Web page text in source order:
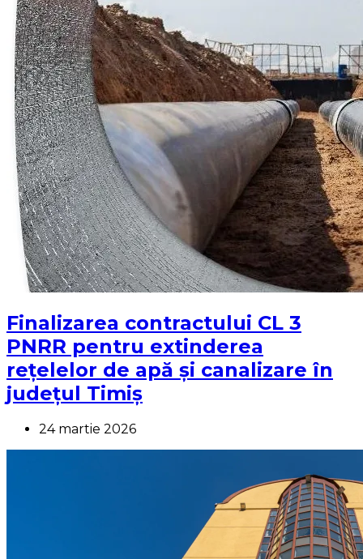
Finalizarea contractului CL 3
PNRR pentru extinderea
rețelelor de apă și canalizare în
județul Timiș
24 martie 2026